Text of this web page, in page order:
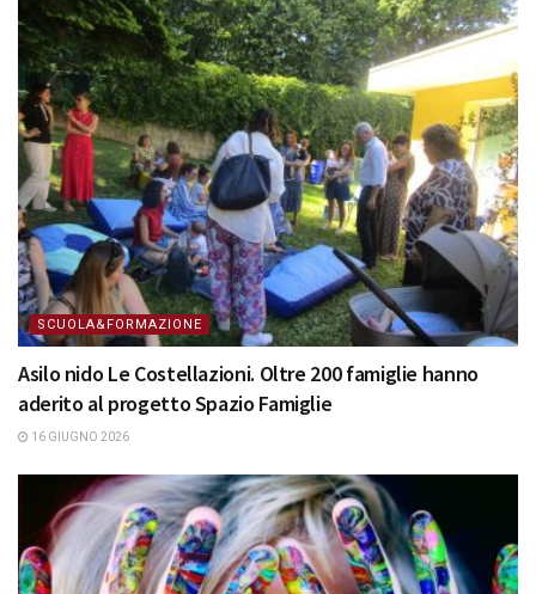
SCUOLA&FORMAZIONE
Asilo nido Le Costellazioni. Oltre 200 famiglie hanno
aderito al progetto Spazio Famiglie
16 GIUGNO 2026